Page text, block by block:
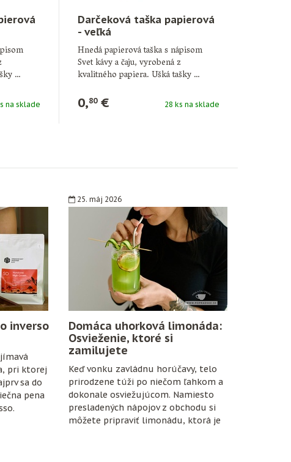
…
na sklade
Darčeková taška papierová
- veľká
Hnedá papierová taška s nápisom
Svet kávy a čaju, vyrobená z
kvalitného papiera. Ušká tašky …
0,80€ 28 ks na sklade
inverso
pri ktorej
sa do
pena
25. máj 2026
Domáca uhorková limonáda:
Osvieženie, ktoré si
zamilujete
Keď vonku zavládnu horúčavy, telo
prirodzene túži po niečom ľahkom a
dokonale osviežujúcom. Namiesto
presladených nápojov z obchodu si
môžete pripraviť limonádu, ktorá je